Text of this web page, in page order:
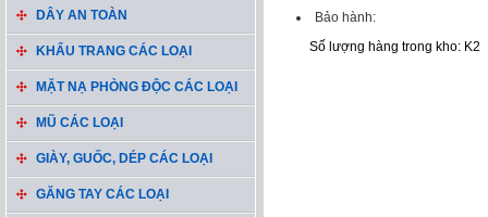
DÂY AN TOÀN
KHẨU TRANG CÁC LOẠI
MẶT NẠ PHÒNG ĐỘC CÁC LOẠI
MŨ CÁC LOẠI
GIÀY, GUỐC, DÉP CÁC LOẠI
GĂNG TAY CÁC LOẠI
Bảo hành:
Số lượng hàng trong kho: K2